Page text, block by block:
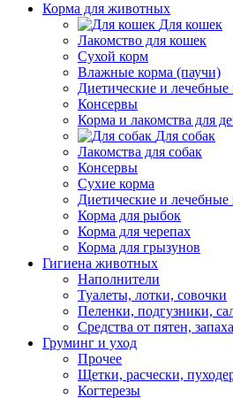
Корма для животных
Для кошек
Лакомство для кошек
Сухой корм
Влажные корма (паучи)
Диетические и лечебные
Консервы
Корма и лакомства для
Для собак
Лакомства для собак
Консервы
Сухие корма
Диетические и лечебные
Корма для рыбок
Корма для черепах
Корма для грызунов
Гигиена животных
Наполнители
Туалеты, лотки, совочки
Пеленки, подгузники,
Средства от пятен,
Груминг и уход
Прочее
Щетки, расчески,
Когтерезы